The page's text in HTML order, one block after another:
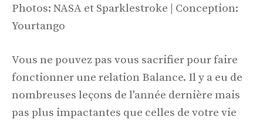
Photos: NASA et Sparklestroke | Conception:
Yourtango
Vous ne pouvez pas vous sacrifier pour faire
fonctionner une relation Balance. Il y a eu de
nombreuses leçons de l'année dernière mais
pas plus impactantes que celles de votre vie